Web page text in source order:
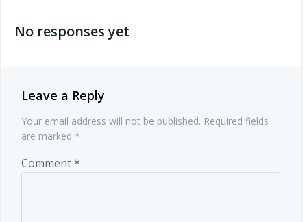
navigation
No responses yet
Leave a Reply
Your email address will not be published. Required fields
are marked *
Comment*